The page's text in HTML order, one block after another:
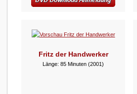
Fritz der Handwerker
Länge: 85 Minuten (2001)